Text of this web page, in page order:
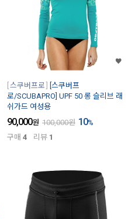
스쿠버프로
[스쿠버프
로/SCUBAPRO] UPF 50 롱 슬리브 래
쉬가드 여성용
90,000원 100,000원 10%
구매 4 리뷰 1